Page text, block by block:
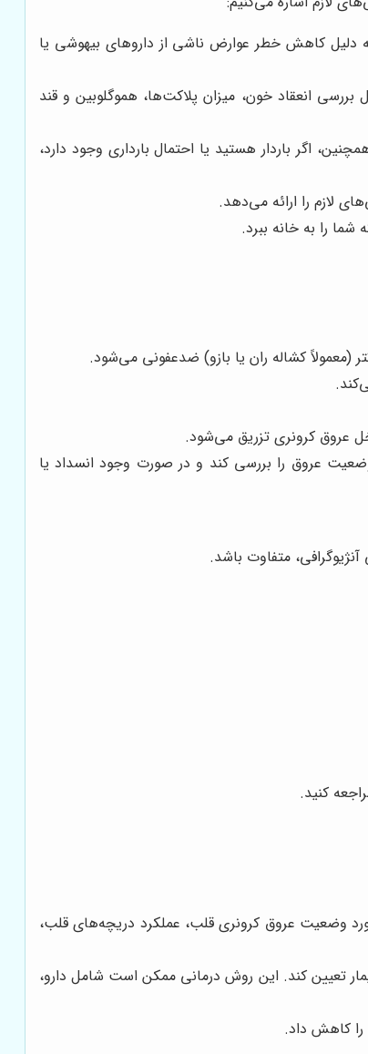
کنید. این امر به دلیل کاهش خطر عوارض ناشی از داروهای بیهوشی یا
انعقاد خون، میزان پلاکت‌ها، هموگلوبین و قند
اگر باردار هستید یا احتمال بارداری وجود دارد،
لازم را ارائه می‌دهد.
را به خانه ببرد.
کشاله ران یا بازو) ضدعفونی می‌شود.
عروق کرونری تزریق می‌شود.
عروق را بررسی کند و در صورت وجود انسداد یا
کنید.
وضعیت عروق کرونری قلب، عملکرد دریچه‌های قلب،
تعیین کند. این روش درمانی ممکن است شامل دارو،
کاهش داد.